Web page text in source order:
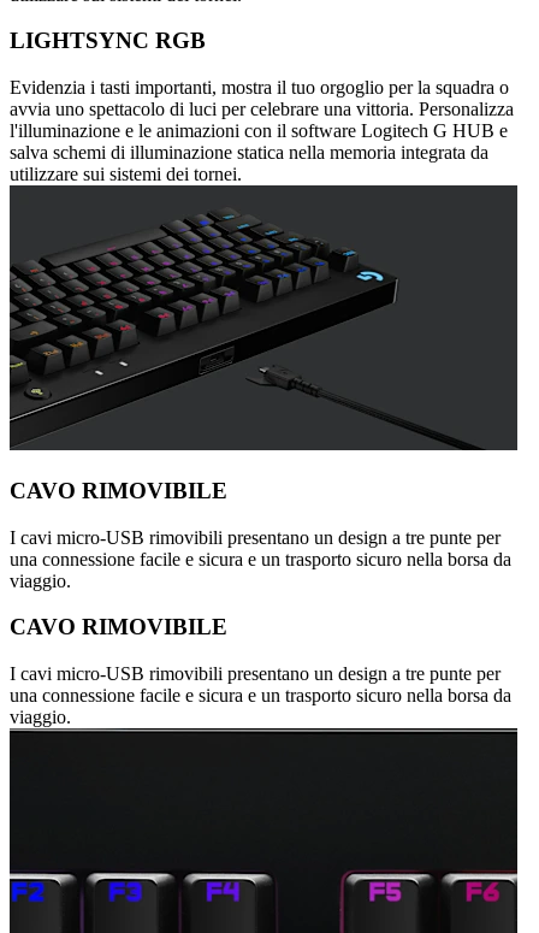
LIGHTSYNC RGB
Evidenzia i tasti importanti, mostra il tuo orgoglio per la squadra o
avvia uno spettacolo di luci per celebrare una vittoria. Personalizza
l'illuminazione e le animazioni con il software Logitech G HUB e
salva schemi di illuminazione statica nella memoria integrata da
utilizzare sui sistemi dei tornei.
CAVO RIMOVIBILE
I cavi micro-USB rimovibili presentano un design a tre punte per
una connessione facile e sicura e un trasporto sicuro nella borsa da
viaggio.
CAVO RIMOVIBILE
I cavi micro-USB rimovibili presentano un design a tre punte per
una connessione facile e sicura e un trasporto sicuro nella borsa da
viaggio.